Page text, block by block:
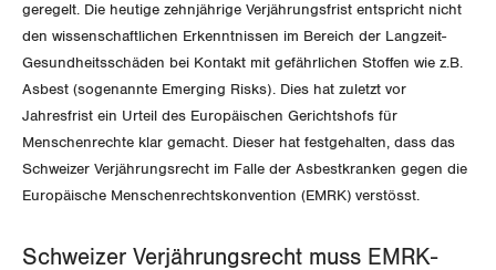
International
Schweiz
Landesstreik
SERVICE
GEWERKSCHAFTSMITGLIED WERDEN
LOHNRECHNER
WEITERBILDUNG
NEWSLETTER
DER SGB
Medien
geregelt. Die heutige zehnjährige Verjährungsfrist entspricht nicht
den wissenschaftlichen Erkenntnissen im Bereich der Langzeit-
Gesundheitsschäden bei Kontakt mit gefährlichen Stoffen wie z.B.
Asbest (sogenannte Emerging Risks). Dies hat zuletzt vor
Jahresfrist ein Urteil des Europäischen Gerichtshofs für
Menschenrechte klar gemacht. Dieser hat festgehalten, dass das
Schweizer Verjährungsrecht im Falle der Asbestkranken gegen die
Europäische Menschenrechtskonvention (EMRK) verstösst.
Schweizer Verjährungsrecht muss EMRK-